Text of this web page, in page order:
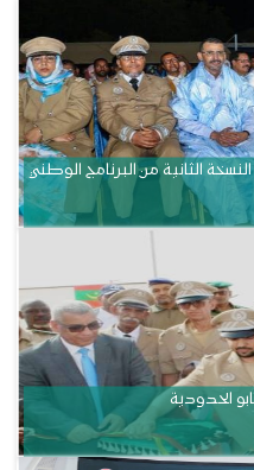
الثانية من البرنامج الوطني
الحدودية